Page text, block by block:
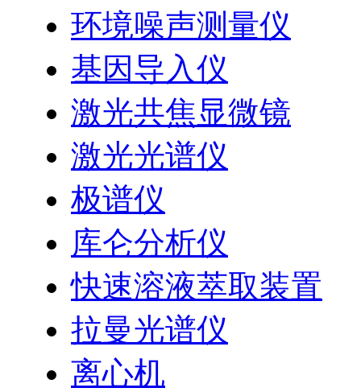
环境噪声测量仪
基因导入仪
激光共焦显微镜
激光光谱仪
极谱仪
库仑分析仪
快速溶液萃取装置
拉曼光谱仪
离心机